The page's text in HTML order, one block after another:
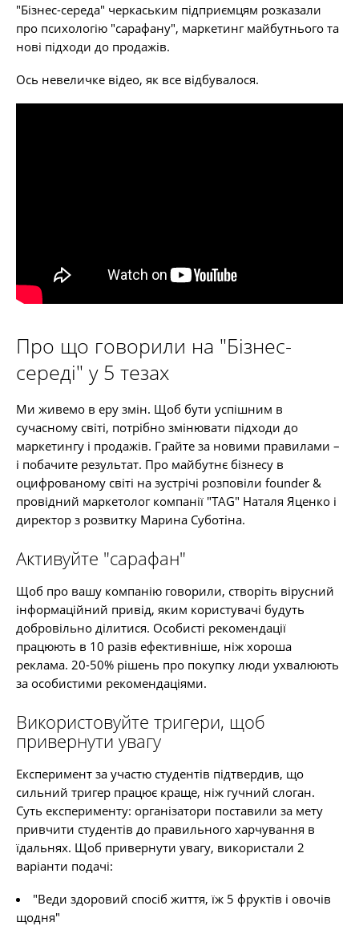
"Бізнес-середа" черкаським підприємцям розказали
про психологію "сарафану", маркетинг майбутнього та
нові підходи до продажів.
Ось невеличке відео, як все відбувалося.
Про що говорили на "Бізнес-
середі" у 5 тезах
Ми живемо в еру змін. Щоб бути успішним в
сучасному світі, потрібно змінювати підходи до
маркетингу і продажів. Грайте за новими правилами –
і побачите результат. Про майбутнє бізнесу в
оцифрованому світі на зустрічі розповіли founder &
провідний маркетолог компанії "TAG" Наталя Яценко і
директор з розвитку Марина Суботіна.
Активуйте "сарафан"
Щоб про вашу компанію говорили, створіть вірусний
інформаційний привід, яким користувачі будуть
добровільно ділитися. Особисті рекомендації
працюють в 10 разів ефективніше, ніж хороша
реклама. 20-50% рішень про покупку люди ухвалюють
за особистими рекомендаціями.
Використовуйте тригери, щоб
привернути увагу
Експеримент за участю студентів підтвердив, що
сильний тригер працює краще, ніж гучний слоган.
Суть експерименту: організатори поставили за мету
привчити студентів до правильного харчування в
їдальнях. Щоб привернути увагу, використали 2
варіанти подачі:
"Веди здоровий спосіб життя, їж 5 фруктів і овочів
щодня"